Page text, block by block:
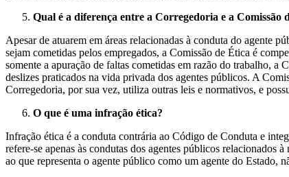
Qual é a diferença entre a Corregedoria e a Comissão
Apesar de atuarem em áreas relacionadas à conduta do agente
sejam cometidas pelos empregados, a Comissão de Ética é
somente a apuração de faltas cometidas em razão do trabalho,
deslizes praticados na vida privada dos agentes públicos. A
Corregedoria, por sua vez, utiliza outras leis e normativos, e
O que é uma infração ética?
Infração ética é a conduta contrária ao Código de Conduta e
refere-se apenas às condutas dos agentes públicos
ao que representa o agente público como um agente do Estado,